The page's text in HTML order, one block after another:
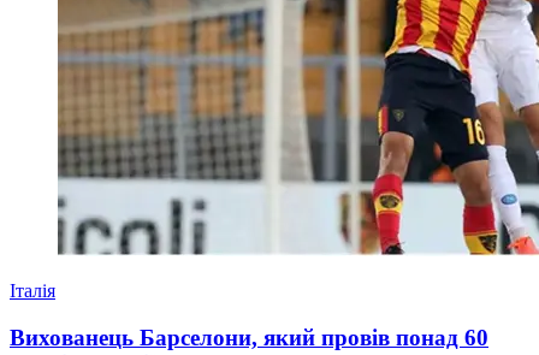
Італія
Вихованець Барселони, який провів понад 60